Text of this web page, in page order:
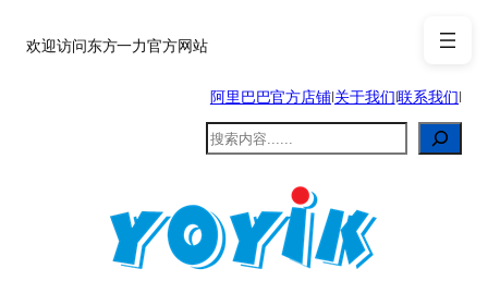
至欢迎访问东方一力官方网站
阿里巴巴官方店铺|关于我们|联系我们|
搜
索